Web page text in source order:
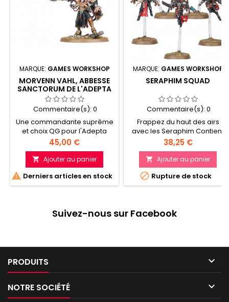
MARQUE: GAMES WORKSHOP
MORVENN VAHL, ABBESSE
SANCTORUM DE L'ADEPTA
SORORITAS
Commentaire(s): 0
Une commandante suprême
et choix QG pour l'Adepta
Sororitas Puissante tant au
combat à distance qu'en
mêlée Exhorte les Sœurs de
Bataille voisines à des
prouesses sans pareilles
DISPO A PARTIR DU 12/06
Prix
45,00 €
 Ajouter au panier
 Derniers articles en stock
MARQUE: GAMES WORKSHOP
SERAPHIM SQUAD
Commentaire(s): 0
Frappez du haut des airs
avec les Seraphim Contient
cinq figurines de Seraphim
en plastique Peuvent à la
place être assemblées en
tant que Zephyrim
Prix
38,25 €
 Ajouter au panier
 Rupture de stock
Suivez-nous sur Facebook
PRODUITS 
NOTRE SOCIÉTÉ 